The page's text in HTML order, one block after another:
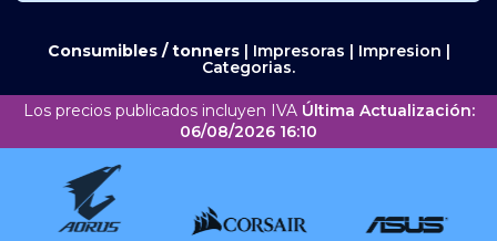
Consumibles / tonners| Impresoras | Impresion |
Categorias.
Los precios publicados incluyen IVA Última Actualización:
06/08/2026 16:10